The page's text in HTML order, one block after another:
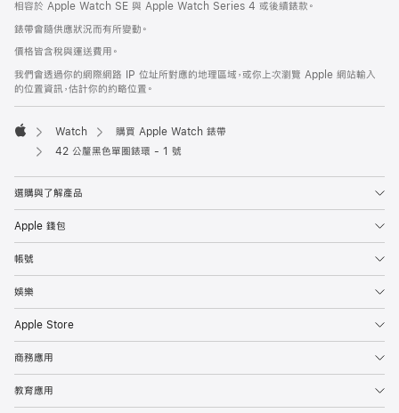
腳
腳
相容於 Apple Watch SE 與 Apple Watch Series 4 或後續錶款。
錶帶會隨供應狀況而有所變動。
價格皆含稅與運送費用。
我們會透過你的網際網路 IP 位址所對應的地理區域，或你上次瀏覽 Apple 網站輸入
的位置資訊，估計你的約略位置。
Apple
Watch
購買 Apple Watch 錶帶
42 公釐黑色單圈錶環 - 1 號
選購與了解產品
Apple 錢包
帳號
娛樂
Apple Store
商務應用
教育應用